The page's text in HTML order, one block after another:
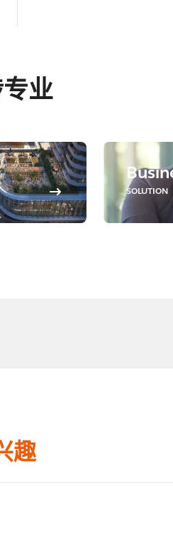
业
SOLUTION
趣